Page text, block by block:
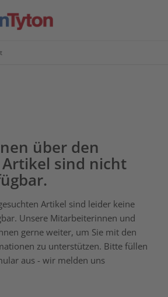
über den
sind nicht
Artikel sind leider keine
Unsere Mitarbeiterinnen und
gerne weiter, um Sie mit den
zu unterstützen. Bitte füllen
aus - wir melden uns